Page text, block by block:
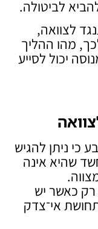
לביטולה.
לצוואה,
מהו ההליך
יכול לסייע
התשכ"ה–1965, קובע כי ניתן להגיש
שהיא אינה
כאשר יש
אי־צדק